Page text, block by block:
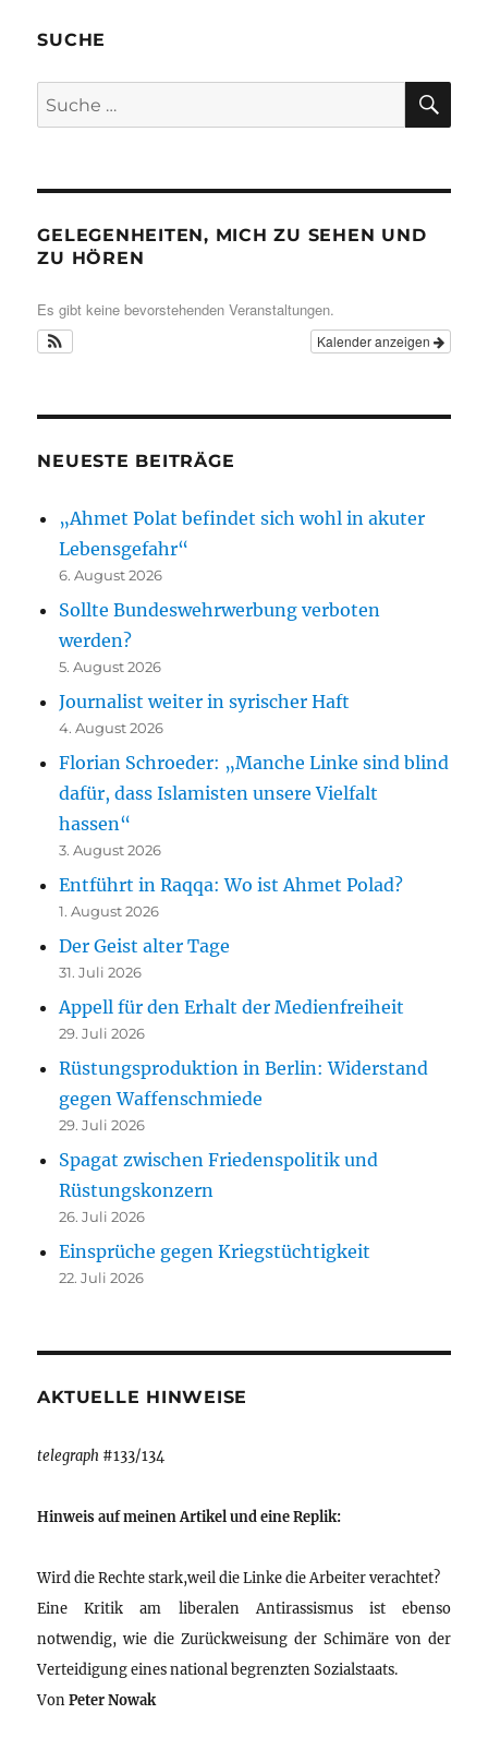
SUCHE
Suche
nach:
GELEGENHEITEN, MICH ZU SEHEN UND
ZU HÖREN
Es gibt keine bevorstehenden Veranstaltungen.
Kalender anzeigen
NEUESTE BEITRÄGE
„Ahmet Polat befindet sich wohl in akuter
Lebensgefahr“
6. August 2026
Sollte Bundeswehrwerbung verboten
werden?
5. August 2026
Journalist weiter in syrischer Haft
4. August 2026
Florian Schroeder: „Manche Linke sind blind
dafür, dass Islamisten unsere Vielfalt
hassen“
3. August 2026
Entführt in Raqqa: Wo ist Ahmet Polad?
1. August 2026
Der Geist alter Tage
31. Juli 2026
Appell für den Erhalt der Medienfreiheit
29. Juli 2026
Rüstungsproduktion in Berlin: Widerstand
gegen Waffenschmiede
29. Juli 2026
Spagat zwischen Friedenspolitik und
Rüstungskonzern
26. Juli 2026
Einsprüche gegen Kriegstüchtigkeit
22. Juli 2026
AKTUELLE HINWEISE
telegraph #133/134
Hinweis auf meinen Artikel und eine Replik:
Wird die Rechte stark,weil die Linke die Arbeiter verachtet?
Eine Kritik am liberalen Antirassismus ist ebenso
notwendig, wie die Zurückweisung der Schimäre von der
Verteidigung eines national begrenzten Sozialstaats.
VonPeter Nowak